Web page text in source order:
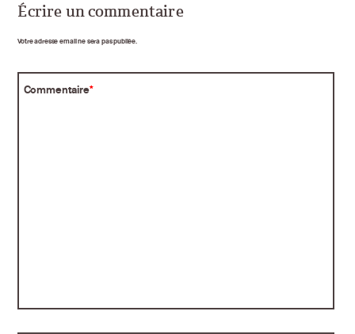
Écrire un commentaire
Votre adresse email ne sera pas publiée.
Commentaire*